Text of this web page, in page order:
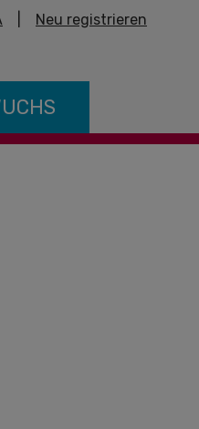
Neu registrieren